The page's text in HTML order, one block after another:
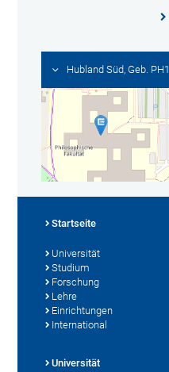
Hubland Süd, Geb. PH1
Startseite
Universität
Studium
Forschung
Lehre
Einrichtungen
International
Universität